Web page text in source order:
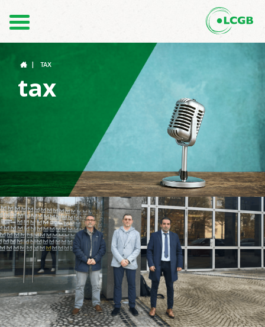
DE
Structures syndicales
Assistance au Travail
Vos droits
Assistance en vie privée
TAX
tax